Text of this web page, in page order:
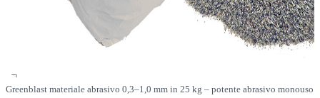
Greenblast materiale abrasivo 0,3–1,0 mm in 25 kg – potente abrasivo monouso